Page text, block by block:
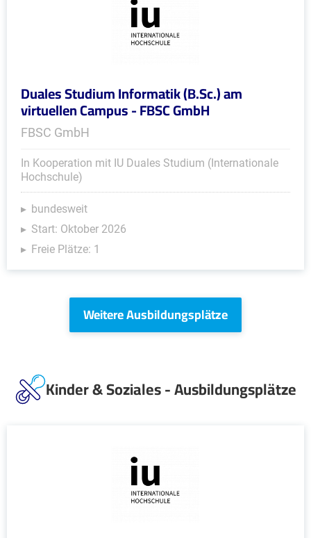
Duales Studium Informatik (B.Sc.) am
virtuellen Campus - FBSC GmbH
FBSC GmbH
In Kooperation mit IU Duales Studium (Internationale
Hochschule)
bundesweit
Start: Oktober 2026
Freie Plätze: 1
Weitere Ausbildungsplätze
Kinder & Soziales - Ausbildungsplätze